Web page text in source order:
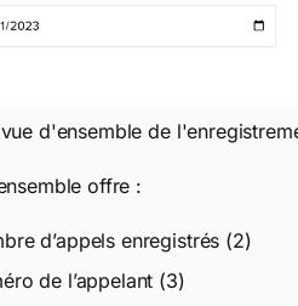
d'ensemble de
offre :
d’appels enregistrés (2)
de l’appelant (3)